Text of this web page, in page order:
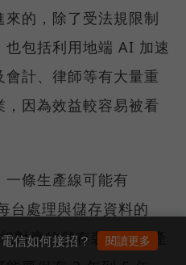
的，除了受法規限制
包括利用地端 AI 加速
計、律師等有大量重
因為效益較容易被看
一條生產線可能有
處理與儲存資料的
對應的儲存裝置；生產
信如何接招？ 閱讀更多